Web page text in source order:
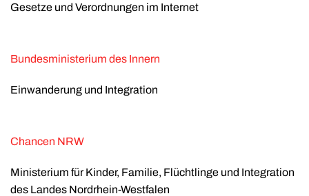
Gesetze und Verordnungen im Internet
Bundesministerium des Innern
Einwanderung und Integration
Chancen NRW
Ministerium für Kinder, Familie, Flüchtlinge und Integration
des Landes Nordrhein-Westfalen